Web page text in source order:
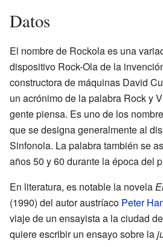
Datos
El nombre de Rockola es una
dispositivo Rock-Ola de la
constructora de máquinas David
un acrónimo de la palabra Rock y
gente piensa. Es uno de los
que se designa generalmente al
Sinfonola. La palabra también se
años 50 y 60 durante la época del
En literatura, es notable la novela
(1990) del autor austríaco Peter
viaje de un ensayista a la ciudad de
quiere escribir un ensayo sobre la